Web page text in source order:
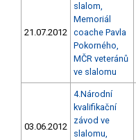
21.07.2012
slalom,
Memoriál
coache Pavla
Pokorného,
MČR veteránů
ve slalomu
03.06.2012
4.Národní
kvalifikační
závod ve
slalomu,